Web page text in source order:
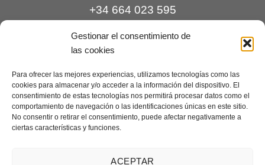
Gestionar el consentimiento de
las cookies
Para ofrecer las mejores experiencias, utilizamos tecnologías como las
cookies para almacenar y/o acceder a la información del dispositivo. El
consentimiento de estas tecnologías nos permitirá procesar datos como el
comportamiento de navegación o las identificaciones únicas en este sitio.
No consentir o retirar el consentimiento, puede afectar negativamente a
ciertas características y funciones.
ACEPTAR
+34 664 023 595
Contacto|Incidencias|Devoluciones |
Condiciones generales
Mantenimiento web a cargo deCreaciones Digitales – mantenimiento web